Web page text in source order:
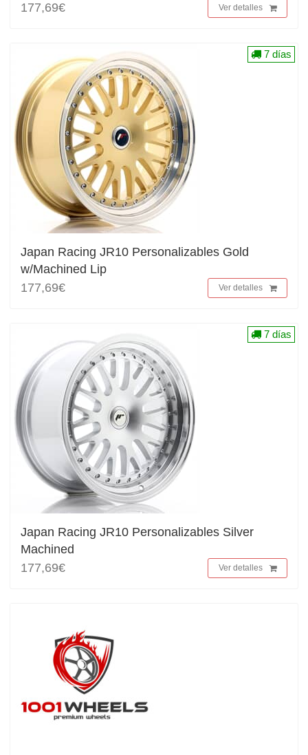
177,69€
Ver detalles
Japan Racing JR10 Personalizables Gold
w/Machined Lip
177,69€
Ver detalles
7 días
Japan Racing JR10 Personalizables Silver
Machined
177,69€
Ver detalles
7 días